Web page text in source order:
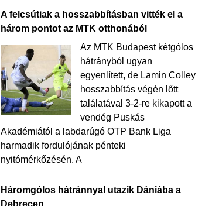
A felcsútiak a hosszabbításban vitték el a
három pontot az MTK otthonából
Az MTK Budapest kétgólos
hátrányból ugyan
egyenlített, de Lamin Colley
hosszabbítás végén lőtt
találatával 3-2-re kikapott a
vendég Puskás
Akadémiától a labdarúgó OTP Bank Liga
harmadik fordulójának pénteki
nyitómérkőzésén. A
Háromgólos hátránnyal utazik Dániába a
Debrecen